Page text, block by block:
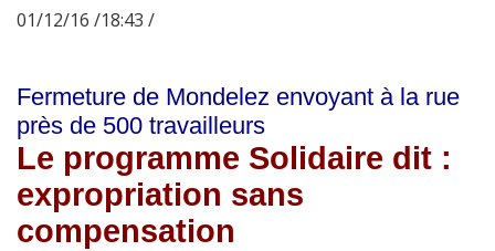
01/12/16 /18:43 /
Fermeture de Mondelez envoyant à la rue
près de 500 travailleurs
Le programme Solidaire dit :
expropriation sans
compensation